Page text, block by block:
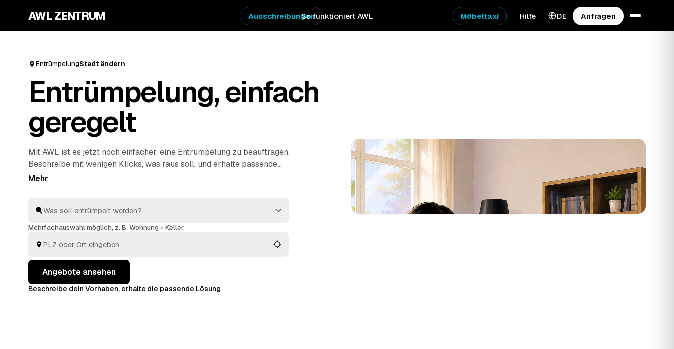
AWL ZENTRUM So funktioniert AWL
Ausschreibungen Möbeltaxi Hilfe DE Anfragen
EntrümpelungStadt ändern
Entrümpelung, einfach
geregelt
Mit AWL ist es jetzt noch einfacher, eine Entrümpelung zu beauftragen.
Beschreibe mit wenigen Klicks, was raus soll, und erhalte passende
Festpreis-Angebote von geprüften Anbietern aus deiner Region. Ob
deine nächste Entrümpelung zu organisieren.
Mehrfachauswahl möglich, z. B. Wohnung + Keller.
Angebote ansehen
Beschreibe dein Vorhaben, erhalte die passende Lösung